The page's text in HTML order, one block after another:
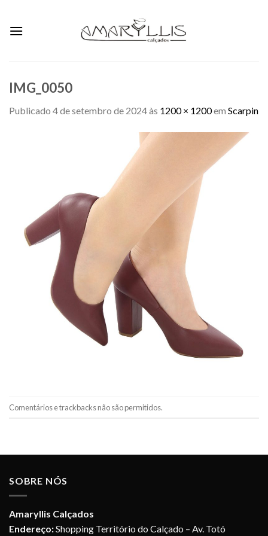
content
IMG_0050
Publicado 4 de setembro de 2024às 1200 × 1200em Scarpin
Comentários e trackbacks não são permitidos.
SOBRE NÓS
Amaryllis Calçados
Endereço:Shopping Território do Calçado – Av. Totó